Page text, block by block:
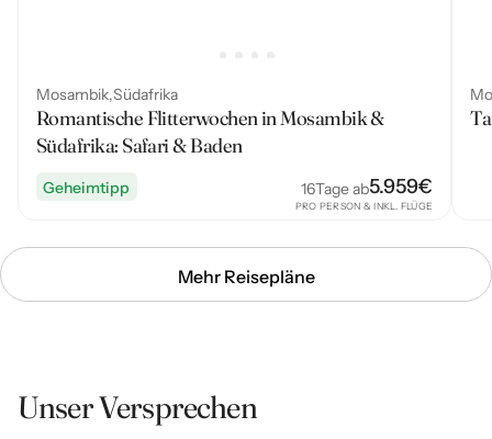
Mosambik Südafrika
Romantische Flitterwochen in Mosambik &
Südafrika: Safari & Baden
Geheimtipp 16Tage ab5.959€
PRO PERSON & INKL. FLÜGE
Mehr Reisepläne
Unser Versprechen